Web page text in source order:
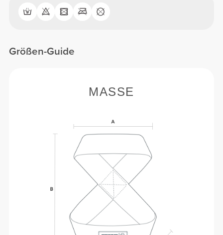
Größen-Guide
MASSE